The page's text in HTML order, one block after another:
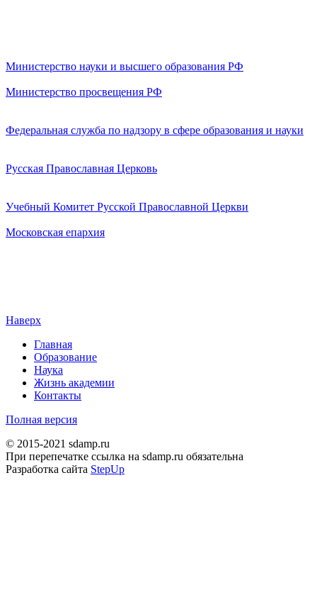
Министерство науки и высшего образования РФ
Министерство просвещения РФ
Федеральная служба по надзору в сфере образования и науки
Русская Православная Церковь
Учебный Комитет Русской Православной Церкви
Московская епархия
Наверх
Главная
Образование
Наука
Жизнь академии
Контакты
Полная версия
© 2015-2021 sdamp.ru
При перепечатке ссылка на sdamp.ru обязательна
Разработка сайта StepUp